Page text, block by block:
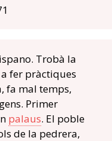
Trobà la
fer pràctiques
fa mal temps,
Primer
palaus. El poble
de la pedrera,